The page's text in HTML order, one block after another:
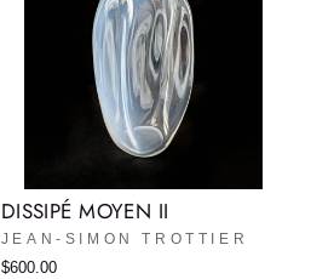
DISSIPÉ MOYEN II
JEAN-SIMON TROTTIER
$600.00